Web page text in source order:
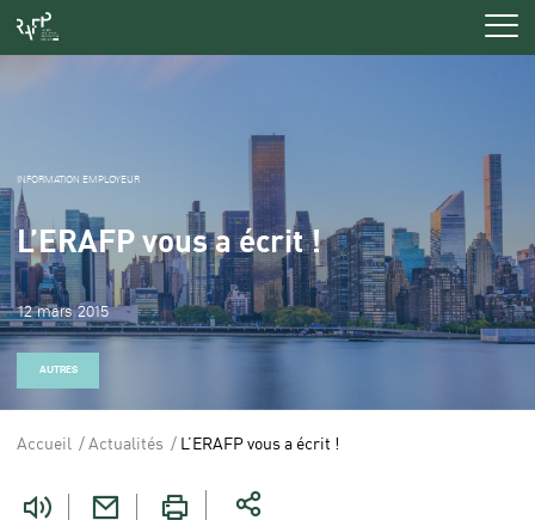
INFORMATION EMPLOYEUR
L’ERAFP vous a écrit !
12 mars 2015
AUTRES
Vous
êtes
Accueil Actualités L’ERAFP vous a écrit !